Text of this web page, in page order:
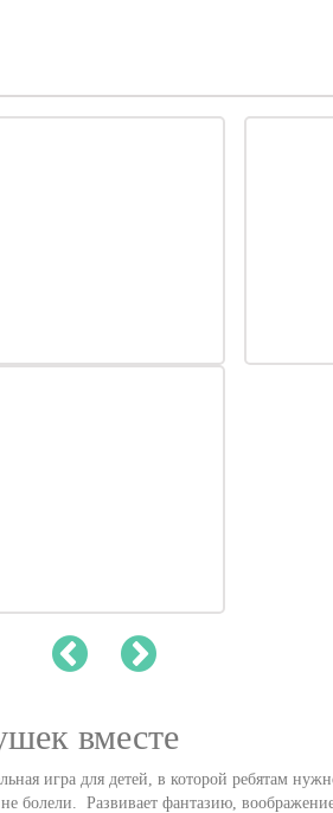
вместе
игра для детей, в которой ребятам
болели. Развивает фантазию,